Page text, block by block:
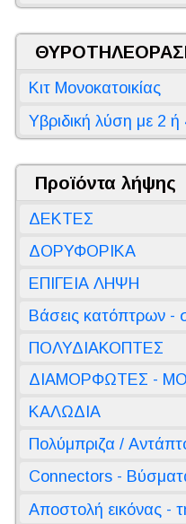
Κιτ Μονοκατοικίας
Υβριδική λύση με 2
Προϊόντα λήψης
ΔΕΚΤΕΣ
ΔΟΡΥΦΟΡΙΚΑ
ΕΠΙΓΕΙΑ ΛΗΨΗ
Βάσεις κατόπτρων -
ΠΟΛΥΔΙΑΚΟΠΤΕΣ
ΔΙΑΜΟΡΦΩΤΕΣ -
ΚΑΛΩΔΙΑ
Πολύμπριζα /
Connectors -
Αποστολή εικόνας -